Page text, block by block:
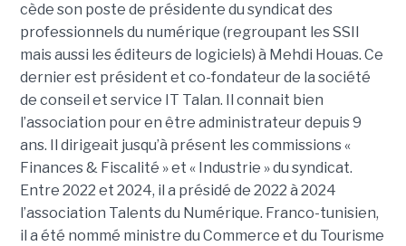
cède son poste de présidente du syndicat des
professionnels du numérique (regroupant les SSII
mais aussi les éditeurs de logiciels) à Mehdi Houas. Ce
dernier est président et co-fondateur de la société
de conseil et service IT Talan. Il connait bien
l’association pour en être administrateur depuis 9
ans. Il dirigeait jusqu’à présent les commissions «
Finances & Fiscalité » et « Industrie » du syndicat.
Entre 2022 et 2024, il a présidé de 2022 à 2024
l’association Talents du Numérique. Franco-tunisien,
il a été nommé ministre du Commerce et du Tourisme